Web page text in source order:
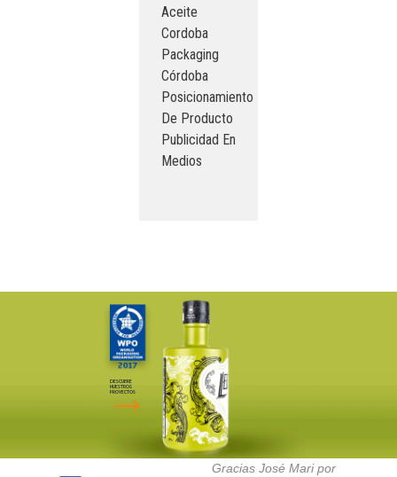
Aceite
Cordoba
Packaging
Córdoba
Posicionamiento
De Producto
Publicidad En
Medios
DESCUBRE
NUESTROS
PROYECTOS
Gracias José Mari por